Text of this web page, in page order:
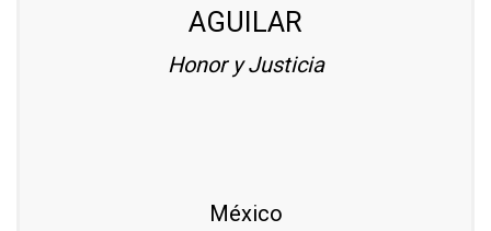
AGUILAR
Honor y Justicia
México